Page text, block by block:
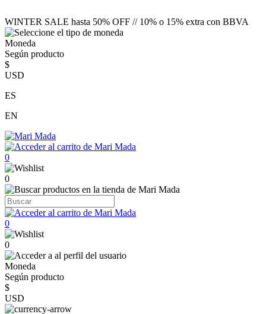
WINTER SALE hasta 50% OFF // 10% o 15% extra con BBVA
Moneda
Según producto
$
USD
ES
EN
0
0
0
0
Moneda
Según producto
$
USD